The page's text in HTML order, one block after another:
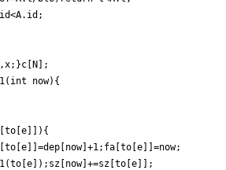
now){